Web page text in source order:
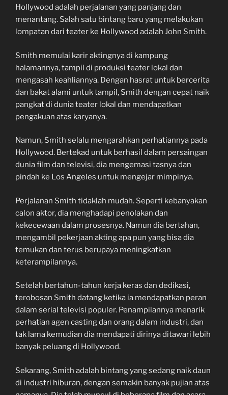
Hollywood adalah perjalanan yang panjang dan
menantang. Salah satu bintang baru yang melakukan
lompatan dari teater ke Hollywood adalah John Smith.
Smith memulai karir aktingnya di kampung
halamannya, tampil di produksi teater lokal dan
mengasah keahliannya. Dengan hasrat untuk bercerita
dan bakat alami untuk tampil, Smith dengan cepat naik
pangkat di dunia teater lokal dan mendapatkan
pengakuan atas karyanya.
Namun, Smith selalu mengarahkan perhatiannya pada
Hollywood. Bertekad untuk berhasil dalam persaingan
dunia film dan televisi, dia mengemasi tasnya dan
pindah ke Los Angeles untuk mengejar mimpinya.
Perjalanan Smith tidaklah mudah. Seperti kebanyakan
calon aktor, dia menghadapi penolakan dan
kekecewaan dalam prosesnya. Namun dia bertahan,
mengambil pekerjaan akting apa pun yang bisa dia
temukan dan terus berupaya meningkatkan
keterampilannya.
Setelah bertahun-tahun kerja keras dan dedikasi,
terobosan Smith datang ketika ia mendapatkan peran
dalam serial televisi populer. Penampilannya menarik
perhatian agen casting dan orang dalam industri, dan
tak lama kemudian dia mendapati dirinya ditawari lebih
banyak peluang di Hollywood.
Sekarang, Smith adalah bintang yang sedang naik daun
di industri hiburan, dengan semakin banyak pujian atas